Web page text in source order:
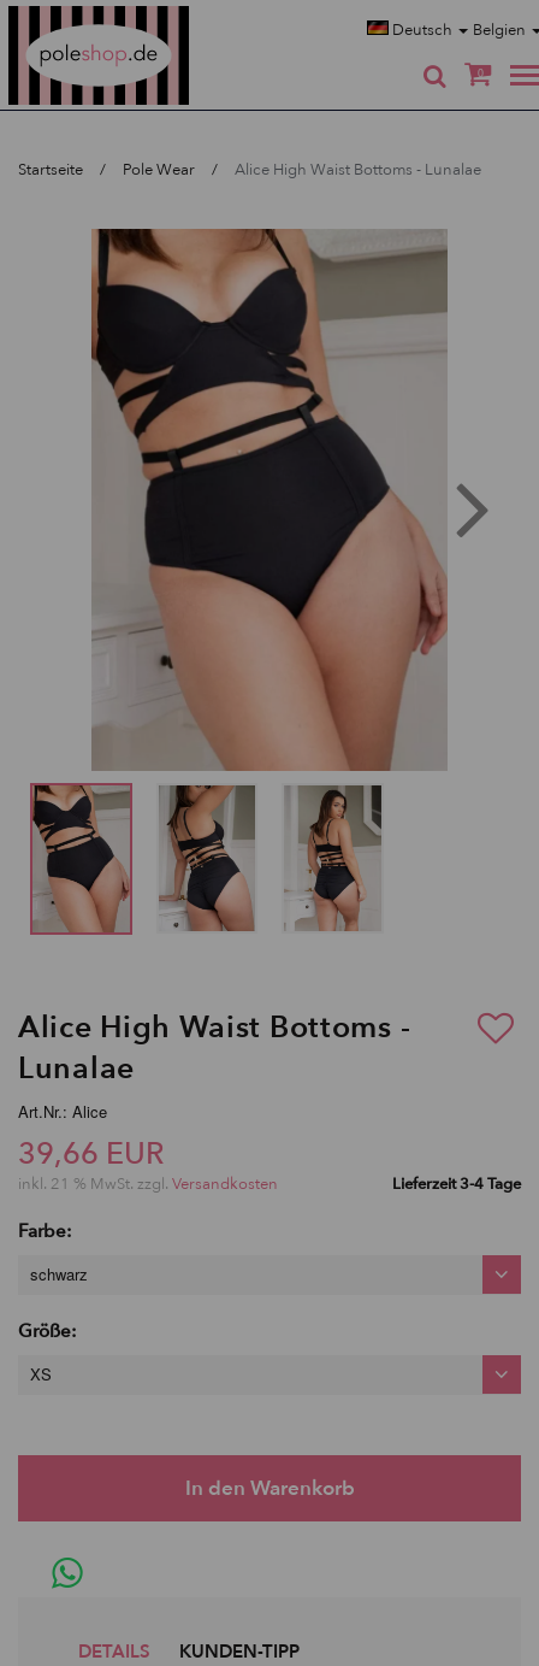
Deutsch Belgien
0
Startseite Pole Wear Alice High Waist Bottoms - Lunalae
Alice High Waist Bottoms -
Lunalae
Art.Nr.: Alice
39,66 EUR
inkl. 21 % MwSt. zzgl. Versandkosten Lieferzeit 3-4 Tage
Farbe:
schwarz
Größe:
XS
DETAILS
KUNDEN-TIPP